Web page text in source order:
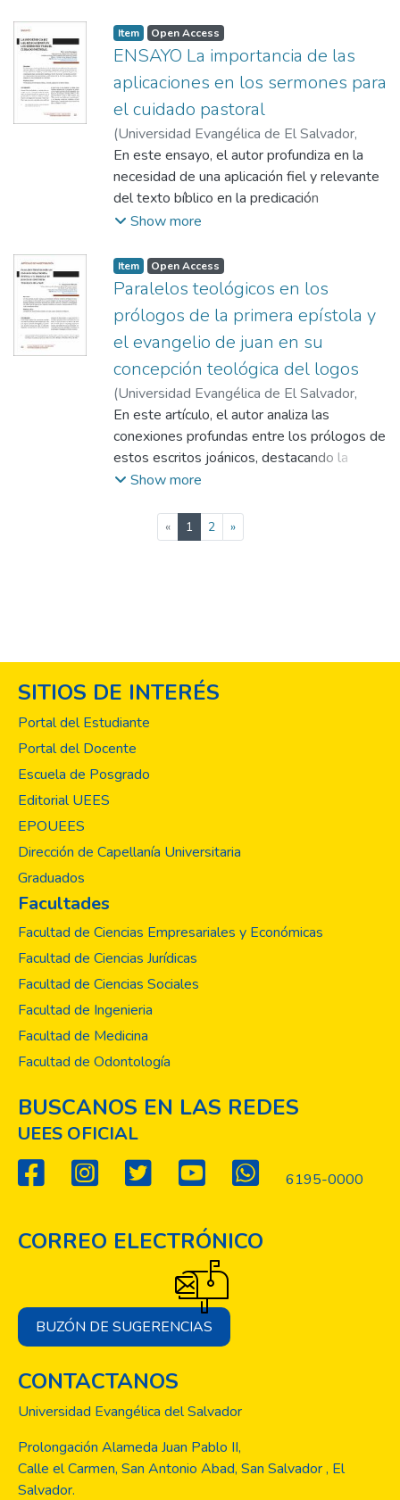
explorará la naturaleza, función y misión de
la Iglesia desde una perspectiva teológica
sistemática, tomando en cuenta el
pensamiento de diversos teólogos. Se
busca ofrecer un enfoque desafiante y
esperanzador sobre la Iglesia como
fundamento y esperanza del Evangelio.
Item Open Access
ENSAYO La importancia de las
aplicaciones en los sermones para
el cuidado pastoral
(Universidad Evangélica de El Salvador,
2024)Javier Domínguez
En este ensayo, el autor profundiza en la
necesidad de una aplicación fiel y relevante
del texto bíblico en la predicación
expositiva. Argumenta que una predicación
transformadoras carece de la capacidad de
guiar a la congregación hacia una madurez
espiritual y moral. Su artículo nos desafía a
considerar cómo nuestras interpretaciones y
aplicaciones de las Escrituras pueden y
deben impactar la vida cotidiana de los
creyentes
Show more
Item Open Access
Paralelos teológicos en los
prólogos de la primera epístola y
el evangelio de juan en su
concepción teológica del logos
(Universidad Evangélica de El Salvador,
2024)Antonio Josué Miranda
En este artículo, el autor analiza las
conexiones profundas entre los prólogos de
estos escritos joánicos, destacando la
concepción teológica del Logos y su
análisis detallado nos ayuda a apreciar la
riqueza y profundidad de la doctrina del
Show more
« 1 (current)
2 »
SITIOS DE INTERÉS
Portal del Estudiante
Portal del Docente
Escuela de Posgrado
Editorial UEES
EPOUEES
Dirección de Capellanía Universitaria
Graduados
Facultades
Facultad de Ciencias Empresariales y Económicas
Facultad de Ciencias Jurídicas
Facultad de Ciencias Sociales
Facultad de Ingenieria
Facultad de Medicina
Facultad de Odontología
BUSCANOS EN LAS REDES
UEES OFICIAL
6195-0000
CORREO ELECTRÓNICO
BUZÓN DE SUGERENCIAS
CONTACTANOS
Universidad Evangélica del Salvador
Prolongación Alameda Juan Pablo II,
Calle el Carmen, San Antonio Abad, San Salvador , El
Salvador.